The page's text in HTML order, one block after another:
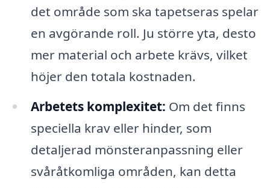
det område som ska tapetseras spelar
en avgörande roll. Ju större yta, desto
mer material och arbete krävs, vilket
höjer den totala kostnaden.
Arbetets komplexitet: Om det finns
speciella krav eller hinder, som
detaljerad mönsteranpassning eller
svåråtkomliga områden, kan detta